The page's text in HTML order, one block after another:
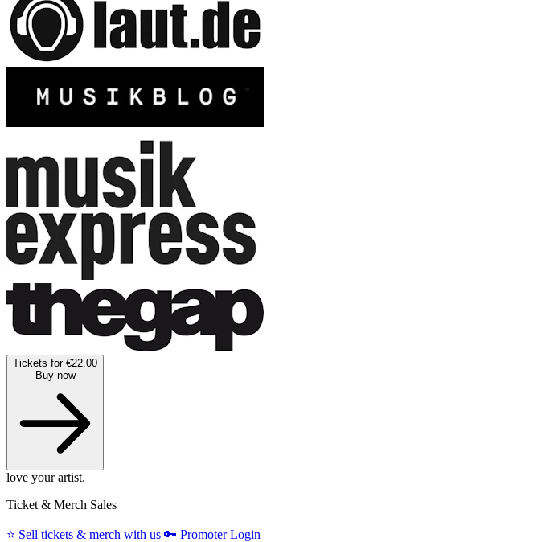
Tickets for €22.00
Buy now
love your artist.
Ticket & Merch Sales
⭐️ Sell tickets & merch with us 🔑 Promoter Login